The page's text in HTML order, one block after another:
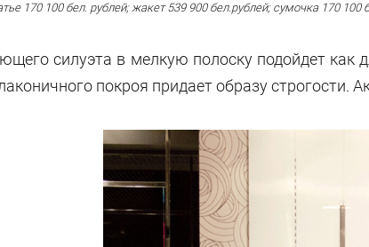
170 100 бел. рублей;жакет 539 900 бел.рублей; сумочка170 100
силуэта в мелкую полоску подойдет
покроя придает образу строгости.